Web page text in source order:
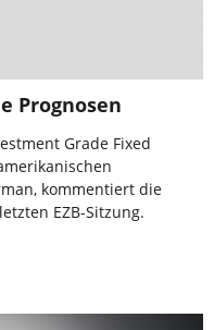
Prognosen
Grade Fixed
kommentiert die
EZB-Sitzung.